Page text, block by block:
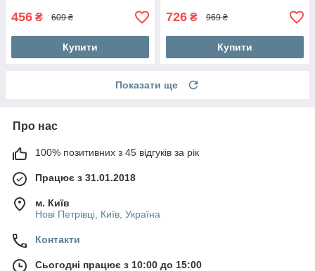
456 ₴ 609 ₴
Купити
726 ₴ 969 ₴
Купити
Показати ще
Про нас
100% позитивних з 45 відгуків за рік
Працює з 31.01.2018
м. Київ
Нові Петрівці, Київ, Україна
Контакти
Сьогодні працює з 10:00 до 15:00